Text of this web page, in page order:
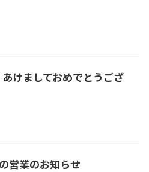
けましておめでとうござ
営業のお知らせ